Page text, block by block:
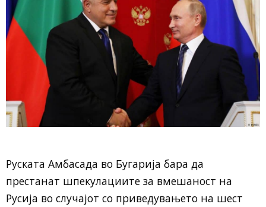
Руската Амбасада во Бугарија бара да
престанат шпекулациите за вмешаност на
Русија во случајот со приведувањето на шест